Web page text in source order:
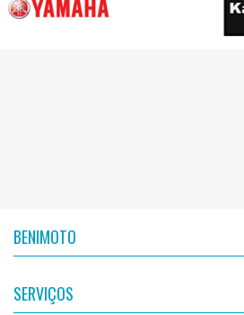
BENIMOTO
SERVIÇOS